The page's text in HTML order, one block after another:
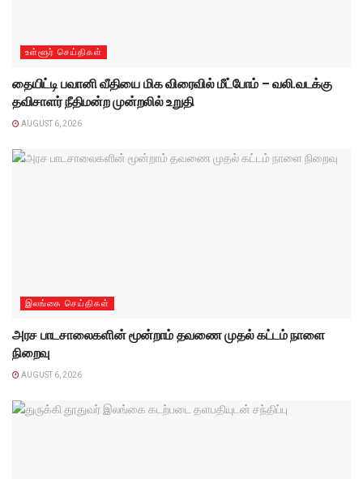
உள்ளூர் செய்திகள்
தையிட்டி பவானி வீதியை மிக விரைவில் மீட்போம் – வலி.வடக்கு
தவிசாளர் நீதிமன்ற முன்றலில் உறுதி
AUGUST 6, 2026
இலங்கை செய்திகள்
அரச பாடசாலைகளின் மூன்றாம் தவணை முதல் கட்டம் நாளை
நிறைவு
AUGUST 6, 2026